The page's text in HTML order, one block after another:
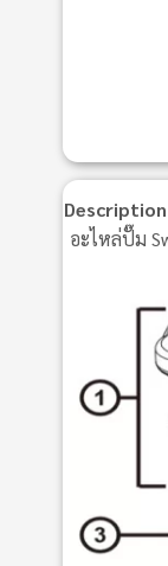
Description
อะไหล่ปั๊ม